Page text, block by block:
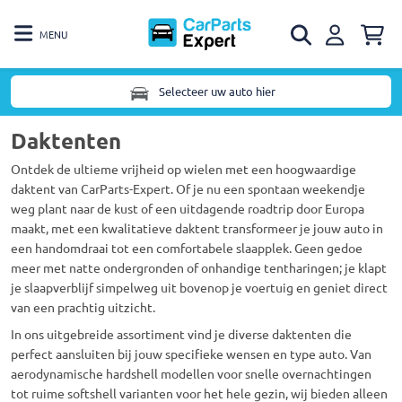
MENU
Selecteer uw auto hier
Daktenten
Ontdek de ultieme vrijheid op wielen met een hoogwaardige
daktent van CarParts-Expert. Of je nu een spontaan weekendje
weg plant naar de kust of een uitdagende roadtrip door Europa
maakt, met een kwalitatieve daktent transformeer je jouw auto in
een handomdraai tot een comfortabele slaapplek. Geen gedoe
meer met natte ondergronden of onhandige tentharingen; je klapt
je slaapverblijf simpelweg uit bovenop je voertuig en geniet direct
van een prachtig uitzicht.
In ons uitgebreide assortiment vind je diverse daktenten die
perfect aansluiten bij jouw specifieke wensen en type auto. Van
aerodynamische hardshell modellen voor snelle overnachtingen
tot ruime softshell varianten voor het hele gezin, wij bieden alleen